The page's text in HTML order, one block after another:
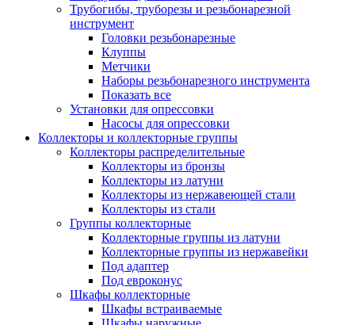
Трубогибы, труборезы и резьбонарезной
инструмент
Головки резьбонарезные
Клуппы
Метчики
Наборы резьбонарезного инструмента
Показать все
Установки для опрессовки
Насосы для опрессовки
Коллекторы и коллекторные группы
Коллекторы распределительные
Коллекторы из бронзы
Коллекторы из латуни
Коллекторы из нержавеющей стали
Коллекторы из стали
Группы коллекторные
Коллекторные группы из латуни
Коллекторные группы из нержавейки
Под адаптер
Под евроконус
Шкафы коллекторные
Шкафы встраиваемые